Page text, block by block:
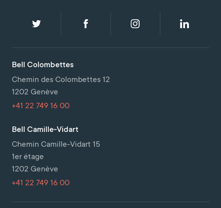
Bell Colombettes
Chemin des Colombettes 12
1202 Genève
+41 22 749 16 00
Bell Camille-Vidart
Chemin Camille-Vidart 15
1er étage
1202 Genève
+41 22 749 16 00